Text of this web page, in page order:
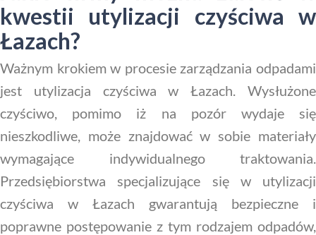
kwestii utylizacji czyściwa w
Łazach?
Ważnym krokiem w procesie zarządzania odpadami
jest utylizacja czyściwa w Łazach. Wysłużone
czyściwo, pomimo iż na pozór wydaje się
nieszkodliwe, może znajdować w sobie materiały
wymagające indywidualnego traktowania.
Przedsiębiorstwa specjalizujące się w utylizacji
czyściwa w Łazach gwarantują bezpieczne i
poprawne postępowanie z tym rodzajem odpadów,